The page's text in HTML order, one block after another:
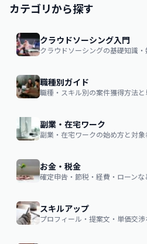
カテゴリから探す
クラウドソーシング入門
クラウドソーシングの基礎知識
職種別ガイド
職種・スキル別の案件獲得方法
副業・在宅ワーク
副業・在宅ワークの始め方と対
お金・税金
確定申告・節税・経費・ローンな
スキルアップ
プロフィール・提案文・単価交